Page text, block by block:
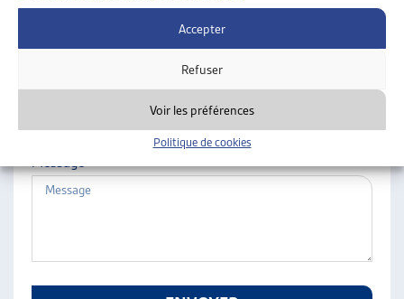
Accepter
Refuser
Voir les préférences
Politique de cookies